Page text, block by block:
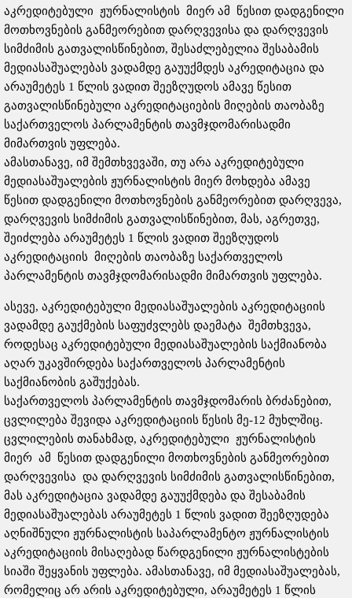
აკრედიტებული ჟურნალისტის მიერ ამ წესით დადგენილი
მოთხოვნების განმეორებით დარღვევისა და დარღვევის
სიმძიმის გათვალისწინებით, შესაძლებელია შესაბამის
მედიასაშუალებას ვადამდე გაუუქმდეს აკრედიტაცია და
არაუმეტეს 1 წლის ვადით შეეზღუდოს ამავე წესით
გათვალისწინებული აკრედიტაციების მიღების თაობაზე
საქართველოს პარლამენტის თავმჯდომარისადმი
მიმართვის უფლება.
ამასთანავე, იმ შემთხვევაში, თუ არა აკრედიტებული
მედიასაშუალების ჟურნალისტის მიერ მოხდება ამავე
წესით დადგენილი მოთხოვნების განმეორებით დარღვევა,
დარღვევის სიმძიმის გათვალისწინებით, მას, აგრეთვე,
შეიძლება არაუმეტეს 1 წლის ვადით შეეზღუდოს
აკრედიტაციის მიღების თაობაზე საქართველოს
პარლამენტის თავმჯდომარისადმი მიმართვის უფლება.
ასევე, აკრედიტებული მედიასაშუალების აკრედიტაციის
ვადამდე გაუქმების საფუძვლებს დაემატა შემთხვევა,
როდესაც აკრედიტებული მედიასაშუალების საქმიანობა
აღარ უკავშირდება საქართველოს პარლამენტის
საქმიანობის გაშუქებას.
საქართველოს პარლამენტის თავმჯდომარის ბრძანებით,
ცვლილება შევიდა აკრედიტაციის წესის მე-12 მუხლშიც.
ცვლილების თანახმად, აკრედიტებული ჟურნალისტის
მიერ ამ წესით დადგენილი მოთხოვნების განმეორებით
დარღვევისა და დარღვევის სიმძიმის გათვალისწინებით,
მას აკრედიტაცია ვადამდე გაუუქმდება და შესაბამის
მედიასაშუალებას არაუმეტეს 1 წლის ვადით შეეზღუდება
აღნიშნული ჟურნალისტის საპარლამენტო ჟურნალისტის
აკრედიტაციის მისაღებად წარდგენილი ჟურნალისტების
სიაში შეყვანის უფლება. ამასთანავე, იმ მედიასაშუალებას,
რომელიც არ არის აკრედიტებული, არაუმეტეს 1 წლის